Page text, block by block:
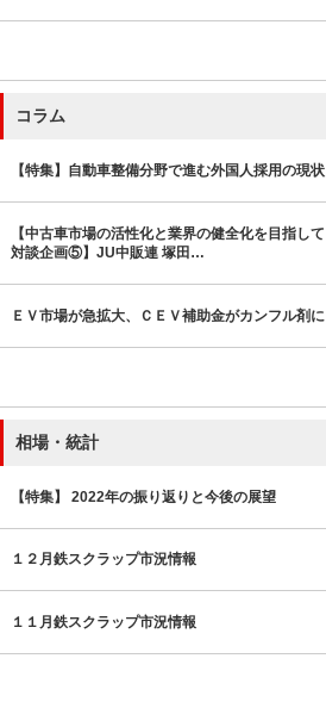
コラム
【特集】自動車整備分野で進む外国人採用の現状
【中古車市場の活性化と業界の健全化を目指して
対談企画⑤】JU中販連 塚田…
ＥＶ市場が急拡大、ＣＥＶ補助金がカンフル剤に
相場・統計
【特集】 2022年の振り返りと今後の展望
１２月鉄スクラップ市況情報
１１月鉄スクラップ市況情報